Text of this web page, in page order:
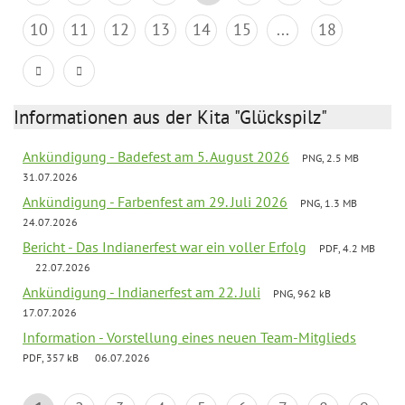
10
11 12 13 14 15 ... 18
Informationen aus der Kita "Glückspilz"
Ankündigung - Badefest am 5. August 2026
PNG, 2.5 MB
31.07.2026
Ankündigung - Farbenfest am 29. Juli 2026
PNG, 1.3 MB
24.07.2026
Bericht - Das Indianerfest war ein voller Erfolg
PDF, 4.2 MB
22.07.2026
Ankündigung - Indianerfest am 22. Juli
PNG, 962 kB
17.07.2026
Information - Vorstellung eines neuen Team-Mitglieds
PDF, 357 kB 06.07.2026